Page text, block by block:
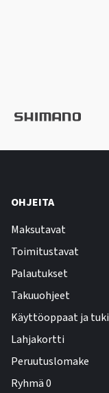
OHJEITA
Maksutavat
Toimitustavat
Palautukset
Takuuohjeet
Käyttöoppaat ja tuki
Lahjakortti
Peruutuslomake
Ryhmä 0